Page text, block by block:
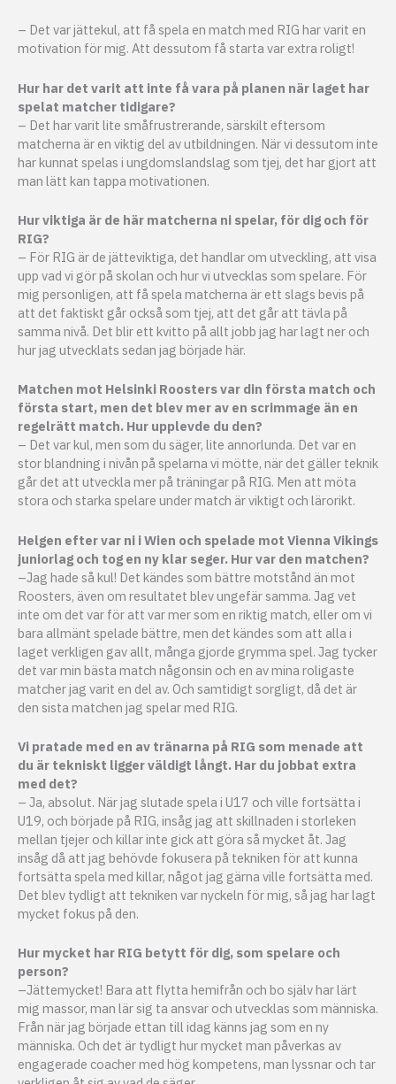
– Det var jättekul, att få spela en match med RIG har varit en
motivation för mig. Att dessutom få starta var extra roligt!
Hur har det varit att inte få vara på planen när laget har
spelat matcher tidigare?
– Det har varit lite småfrustrerande, särskilt eftersom
matcherna är en viktig del av utbildningen. När vi dessutom inte
har kunnat spelas i ungdomslandslag som tjej, det har gjort att
man lätt kan tappa motivationen.
Hur viktiga är de här matcherna ni spelar, för dig och för
RIG?
– För RIG är de jätteviktiga, det handlar om utveckling, att visa
upp vad vi gör på skolan och hur vi utvecklas som spelare. För
mig personligen, att få spela matcherna är ett slags bevis på
att det faktiskt går också som tjej, att det går att tävla på
samma nivå. Det blir ett kvitto på allt jobb jag har lagt ner och
hur jag utvecklats sedan jag började här.
Matchen mot Helsinki Roosters var din första match och
första start, men det blev mer av en scrimmage än en
regelrätt match. Hur upplevde du den?
– Det var kul, men som du säger, lite annorlunda. Det var en
stor blandning i nivån på spelarna vi mötte, när det gäller teknik
går det att utveckla mer på träningar på RIG. Men att möta
stora och starka spelare under match är viktigt och lärorikt.
Helgen efter var ni i Wien och spelade mot Vienna Vikings
juniorlag och tog en ny klar seger. Hur var den matchen?
–Jag hade så kul! Det kändes som bättre motstånd än mot
Roosters, även om resultatet blev ungefär samma. Jag vet
inte om det var för att var mer som en riktig match, eller om vi
bara allmänt spelade bättre, men det kändes som att alla i
laget verkligen gav allt, många gjorde grymma spel. Jag tycker
det var min bästa match någonsin och en av mina roligaste
matcher jag varit en del av. Och samtidigt sorgligt, då det är
den sista matchen jag spelar med RIG.
Vi pratade med en av tränarna på RIG som menade att
du är tekniskt ligger väldigt långt. Har du jobbat extra
med det?
– Ja, absolut. När jag slutade spela i U17 och ville fortsätta i
U19, och började på RIG, insåg jag att skillnaden i storleken
mellan tjejer och killar inte gick att göra så mycket åt. Jag
insåg då att jag behövde fokusera på tekniken för att kunna
fortsätta spela med killar, något jag gärna ville fortsätta med.
Det blev tydligt att tekniken var nyckeln för mig, så jag har lagt
mycket fokus på den.
Hur mycket har RIG betytt för dig, som spelare och
person?
–Jättemycket! Bara att flytta hemifrån och bo själv har lärt
mig massor, man lär sig ta ansvar och utvecklas som människa.
Från när jag började ettan till idag känns jag som en ny
människa. Och det är tydligt hur mycket man påverkas av
engagerade coacher med hög kompetens, man lyssnar och tar